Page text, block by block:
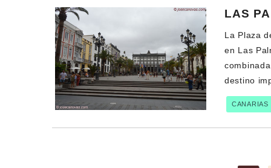
LAS
La Plaza
en Las
destino
CANARIAS